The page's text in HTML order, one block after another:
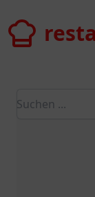
restaurantlist